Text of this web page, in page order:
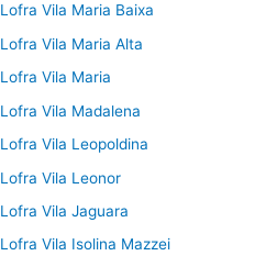
Vila Maria Baixa
Vila Maria Alta
Vila Maria
Vila Madalena
Vila Leopoldina
Vila Leonor
Vila Jaguara
Vila Isolina Mazzei